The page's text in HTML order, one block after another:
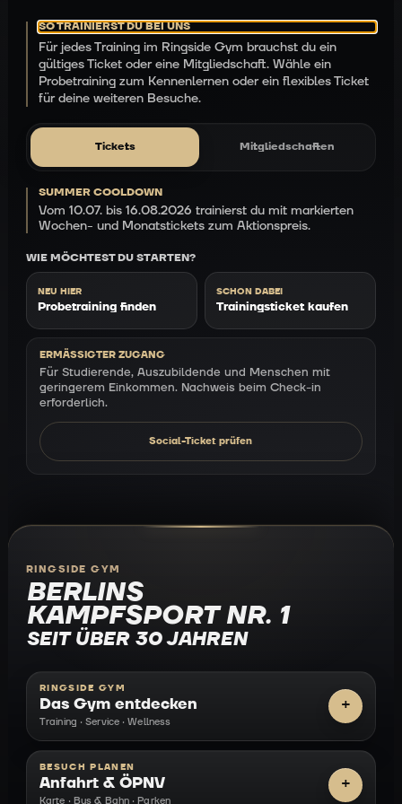
SO TRAINIERST DU BEI UNS
Für jedes Training im Ringside Gym brauchst du ein
gültiges Ticket oder eine Mitgliedschaft. Wähle ein
Probetraining zum Kennenlernen oder ein flexibles Ticket
für deine weiteren Besuche.
Tickets Mitgliedschaften
Ticket-Finder
SUMMER COOLDOWN
Vom 10.07. bis 16.08.2026 trainierst du mit markierten
Wochen- und Monatstickets zum Aktionspreis.
WIE MÖCHTEST DU STARTEN?
NEU HIER
Probetraining finden
SCHON DABEI
Trainingsticket kaufen
ERMÄSSIGTER ZUGANG
Für Studierende, Auszubildende und Menschen mit
geringerem Einkommen. Nachweis beim Check-in
erforderlich.
Social-Ticket prüfen
RINGSIDE GYM
BERLINS
KAMPFSPORT NR. 1
SEIT ÜBER 30 JAHREN
RINGSIDE GYM
Das Gym entdecken
Training · Service · Wellness
BESUCH PLANEN
Anfahrt & ÖPNV
Karte · Bus & Bahn · Parken